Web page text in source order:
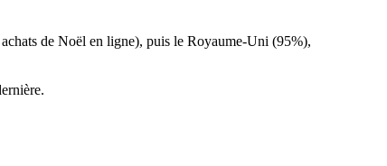
de Noël en ligne), puis le Royaume-Uni (95%),